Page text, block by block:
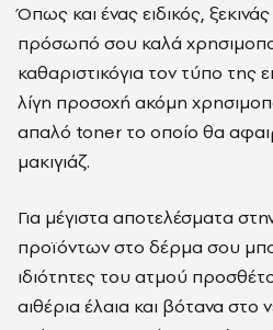
Όπως και ένας ειδικός,
πρόσωπό σου καλά
καθαριστικόγια τον τύπο της
λίγη προσοχή ακόμη
απαλό toner το οποίο θα
μακιγιάζ.
Για μέγιστα αποτελέσματα
προϊόντων στο δέρμα σου
ιδιότητες του ατμού
αιθέρια έλαια και βότανα στο